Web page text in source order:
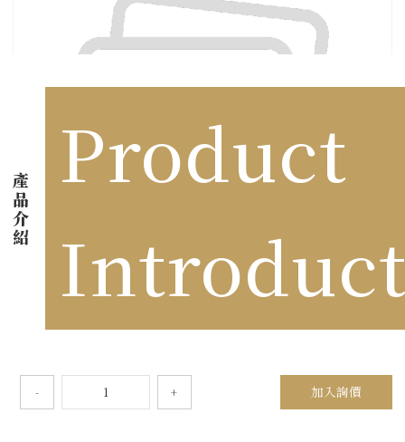
產
品
介
紹
Product
- + 加入詢價